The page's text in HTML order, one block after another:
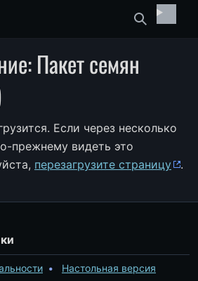
Найти
Пакет семян
Если через несколько
прежнему видеть это
перезагрузите страницу .
Настольная версия